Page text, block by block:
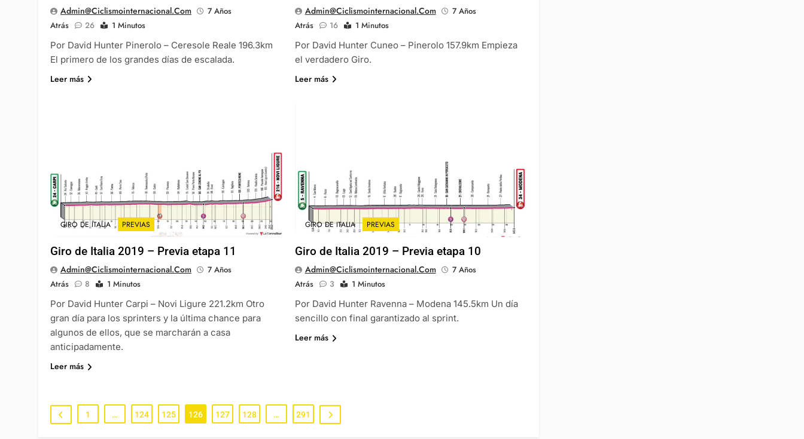
Admin@ciclismointernacional.com
7 Años
Atrás
26
1 Minutos
Por David Hunter Pinerolo – Ceresole Reale 196.3km
El primero de los grandes días de escalada.
Leer más
Admin@ciclismointernacional.com
7 Años
Atrás
16
1 Minutos
Por David Hunter Cuneo – Pinerolo 157.9km Empieza
el verdadero Giro.
Leer más
GIRO DE ITALIA PREVIAS
Giro de Italia 2019 – Previa etapa 11
Admin@ciclismointernacional.com
7 Años
Atrás
8
1 Minutos
Por David Hunter Carpi – Novi Ligure 221.2km Otro
gran día para los sprinters y la última chance para
algunos de ellos, que se marcharán a casa
anticipadamente.
Leer más
GIRO DE ITALIA PREVIAS
Giro de Italia 2019 – Previa etapa 10
Admin@ciclismointernacional.com
7 Años
Atrás
3
1 Minutos
Por David Hunter Ravenna – Modena 145.5km Un día
sencillo con final garantizado al sprint.
Leer más
1 … 124 125 126 127 128 … 291